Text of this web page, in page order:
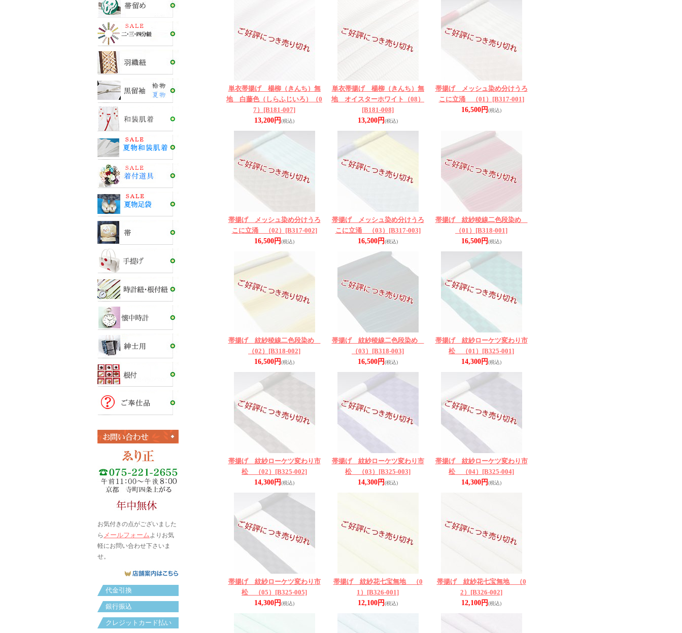
お気付きの点がございました
ら メールフォームよりお気
軽にお問い合わせ下さいま
せ。
代金引換
銀行振込
クレジットカード払い
単衣帯揚げ 楊柳（きんち）無
地 白藤色（しらふじいろ）（0
7） [B181-007]
13,200円(税込)
単衣帯揚げ 楊柳（きんち）無
地 オイスターホワイト（08）
[B181-008]
13,200円(税込)
帯揚げ メッシュ染め分けうろ
こに立涌 （01） [B317-001]
16,500円(税込)
帯揚げ メッシュ染め分けうろ
こに立涌 （02） [B317-002]
16,500円(税込)
帯揚げ メッシュ染め分けうろ
こに立涌 （03） [B317-003]
16,500円(税込)
帯揚げ 紋紗稜線二色段染め
（01） [B318-001]
16,500円(税込)
帯揚げ 紋紗稜線二色段染め
（02） [B318-002]
16,500円(税込)
帯揚げ 紋紗稜線二色段染め
（03） [B318-003]
16,500円(税込)
帯揚げ 紋紗ローケツ変わり市
松 （01） [B325-001]
14,300円(税込)
帯揚げ 紋紗ローケツ変わり市
松 （02） [B325-002]
14,300円(税込)
帯揚げ 紋紗ローケツ変わり市
松 （03） [B325-003]
14,300円(税込)
帯揚げ 紋紗ローケツ変わり市
松 （04） [B325-004]
14,300円(税込)
帯揚げ 紋紗ローケツ変わり市
松 （05） [B325-005]
14,300円(税込)
帯揚げ 紋紗花七宝無地 （0
1） [B326-001]
12,100円(税込)
帯揚げ 紋紗花七宝無地 （0
2） [B326-002]
12,100円(税込)